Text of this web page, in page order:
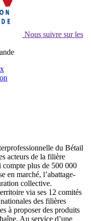
Nous suivre sur les
du Bétail
acteurs de la filière
compte plus de 500 000
en marché, l’abattage-
collective.
via ses 12 comités
des filières
à proposer des produits
Au service d’une